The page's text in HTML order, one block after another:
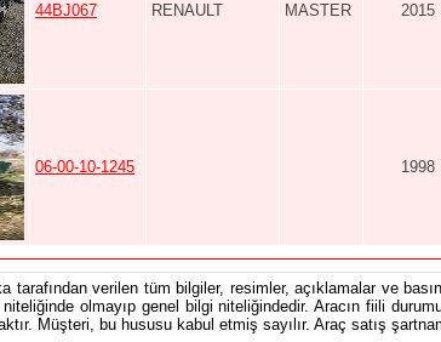
44BJ067 RENAULT MASTER 2015
06-00-10-1245 1998
tarafından verilen tüm bilgiler, resimler, açıklamalar ve
olmayıp genel bilgi niteliğindedir. Aracın fiili
Müşteri, bu hususu kabul etmiş sayılır. Araç satış